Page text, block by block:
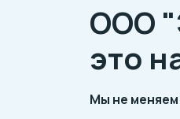
ООО
это
Мы не